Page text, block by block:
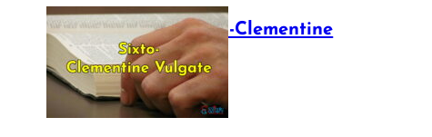
The Sixto-Clementine
Vulgate
July 12, 2025